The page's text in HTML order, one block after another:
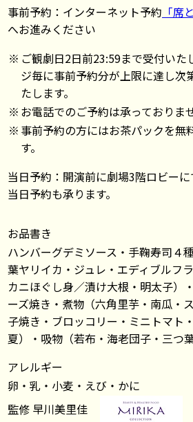
事前予約：インターネット予約 「席
へお進みください
※ ご観劇日2日前23:59まで受付いた
ジ毎に事前予約分が上限に達し次
たします。
※ お電話でのご予約は承っておりま
※ 事前予約の方にはお茶パックを無
す。
当日予約：開演前に劇場3階ロビー
当日予約も承ります。
お品書き
ハンバーグデミソース・手鞠寿司４
葉ヤリイカ・ジュレ・エディブルフ
カニほぐし身／漬け大根・明太子）
ーズ焼き・煮物（六角里芋・南瓜・
子焼き・ブロッコリー・ミニトマト
夏）・吸物（若布・海老団子・三つ
アレルギー
卵・乳・小麦・えび・かに
監修 早川美里佳